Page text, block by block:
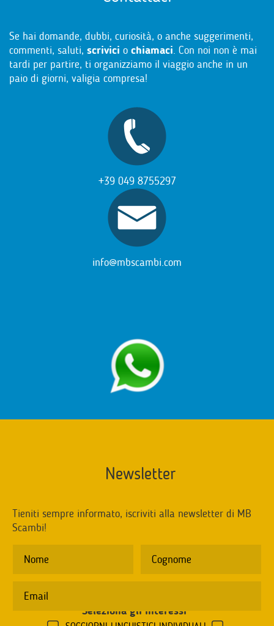
Se hai domande, dubbi, curiosità, o anche suggerimenti,
commenti, saluti, scrivici o chiamaci. Con noi non è mai
tardi per partire, ti organizziamo il viaggio anche in un
paio di giorni, valigia compresa!
+39 049 8755297
info@mbscambi.com
Newsletter
Tieniti sempre informato, iscriviti alla newsletter di MB
Scambi!
Seleziona gli interessi